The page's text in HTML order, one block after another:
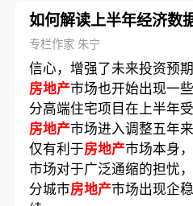
如何解读上半年经济数
专栏作家 朱宁
信心，增强了未来投资预期
房地产市场也开始出现一
分高端住宅项目在上半年
房地产市场进入调整五年
仅有利于房地产市场本身
市场对于广泛通缩的担忧
分城市房地产市场出现企